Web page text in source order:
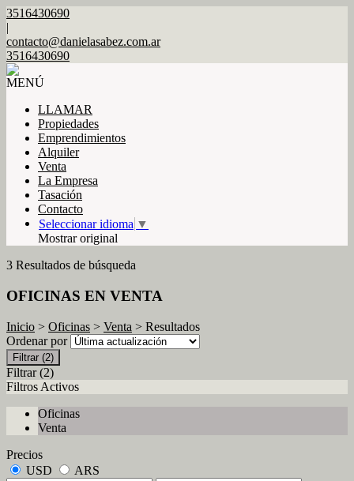
3516430690
|
contacto@danielasabez.com.ar
3516430690
MENÚ
LLAMAR
Propiedades
Emprendimientos
Alquiler
Venta
La Empresa
Tasación
Contacto
Seleccionar idioma ▼
Mostrar original
3 Resultados de búsqueda
OFICINAS EN VENTA
Inicio > Oficinas > Venta > Resultados
Ordenar por
Filtrar (2)
Filtrar (2)
Filtros Activos
Oficinas
Venta
Precios
USD
ARS